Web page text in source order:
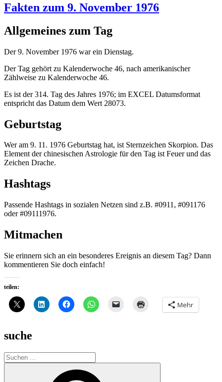
Fakten zum 9. November 1976
Allgemeines zum Tag
Der 9. November 1976 war ein Dienstag.
Der Tag gehört zu Kalenderwoche 46, nach amerikanischer
Zählweise zu Kalenderwoche 46.
Es ist der 314. Tag des Jahres 1976; im EXCEL Datumsformat
entspricht das Datum dem Wert 28073.
Geburtstag
Wer am 9. 11. 1976 Geburtstag hat, ist Sternzeichen Skorpion. Das
Element der chinesischen Astrologie für den Tag ist Feuer und das
Zeichen Drache.
Hashtags
Passende Hashtags in sozialen Netzen sind z.B. #0911, #091176
oder #09111976.
Mitmachen
Sie erinnern sich an ein besonderes Ereignis an diesem Tag? Dann
kommentieren Sie doch einfach!
teilen:
Mehr
suche
Suche
nach: